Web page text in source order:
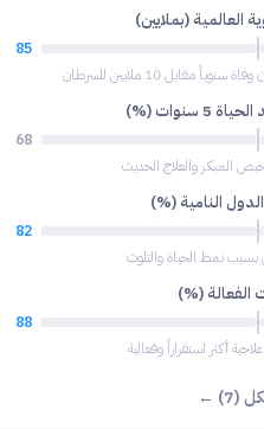
العالمية (بملايين)
85
سنوات (%)
68
المبكر والعلاج الحديث
النامية (%)
82
بسبب نمط الحياة والتلوث
الفعالة (%)
88
أكثر استقراراً وفعالية
←